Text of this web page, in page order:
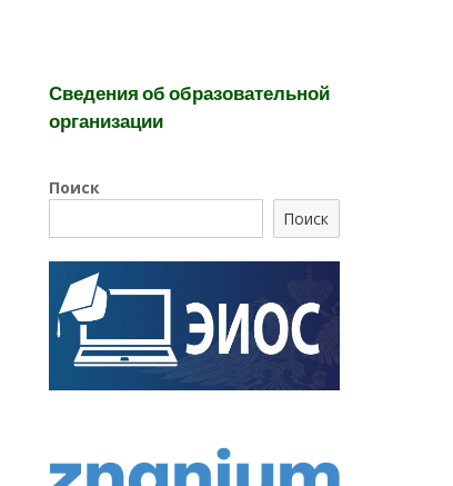
Сведения об образовательной
организации
Поиск
Поиск